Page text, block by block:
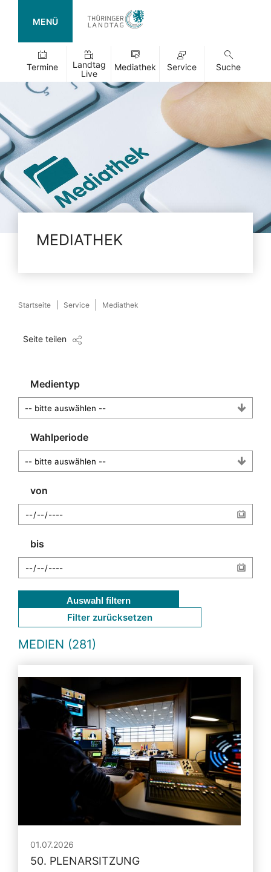
MENÜ
Termine
Landtag
Live
Mediathek Service Suche
MEDIATHEK
Startseite Service Mediathek
Seite teilen
Medientyp
Wahlperiode
von
bis
Auswahl filtern
Filter zurücksetzen
MEDIEN (281)
01.07.2026
50. PLENARSITZUNG